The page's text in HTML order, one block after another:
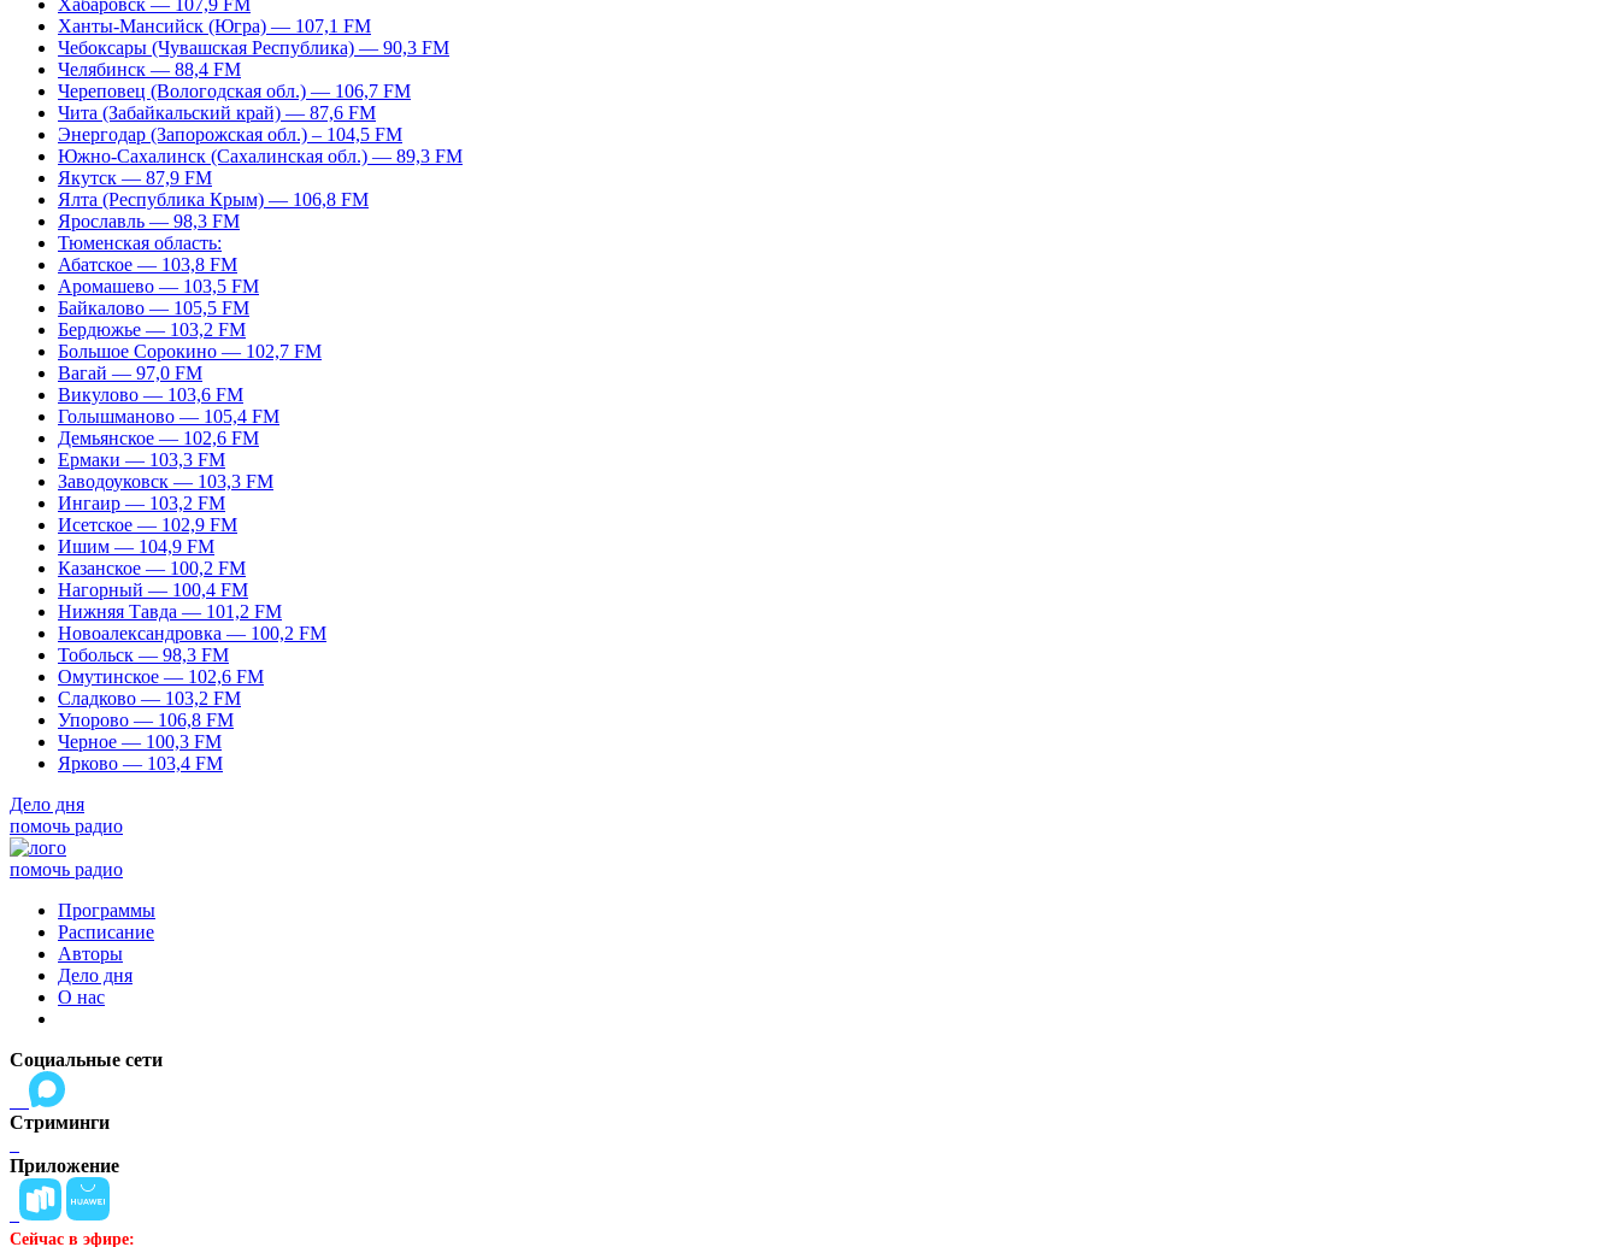
Хабаровск — 107,9 FM
Ханты-Мансийск (Югра) — 107,1 FM
Чебоксары (Чувашская Республика) — 90,3 FM
Челябинск — 88,4 FM
Череповец (Вологодская обл.) — 106,7 FM
Чита (Забайкальский край) — 87,6 FM
Энергодар (Запорожская обл.) – 104,5 FM
Южно-Сахалинск (Сахалинская обл.) — 89,3 FM
Якутск — 87,9 FM
Ялта (Республика Крым) — 106,8 FM
Ярославль — 98,3 FM
Тюменская область:
Абатское — 103,8 FM
Аромашево — 103,5 FM
Байкалово — 105,5 FM
Бердюжье — 103,2 FM
Большое Сорокино — 102,7 FM
Вагай — 97,0 FM
Викулово — 103,6 FM
Голышманово — 105,4 FM
Демьянское — 102,6 FM
Ермаки — 103,3 FM
Заводоуковск — 103,3 FM
Ингаир — 103,2 FM
Исетское — 102,9 FM
Ишим — 104,9 FM
Казанское — 100,2 FM
Нагорный — 100,4 FM
Нижняя Тавда — 101,2 FM
Новоалександровка — 100,2 FM
Тобольск — 98,3 FM
Омутинское — 102,6 FM
Сладково — 103,2 FM
Упорово — 106,8 FM
Черное — 100,3 FM
Ярково — 103,4 FM
Дело дня
помочь радио
помочь радио
Программы
Расписание
Авторы
Дело дня
О нас
Социальные сети
Стриминги
Приложение
Сейчас в эфире: